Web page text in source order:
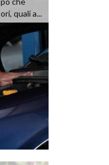
quali a...